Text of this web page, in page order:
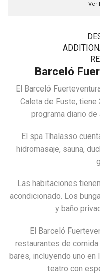
Ver
Barceló
El Barceló
Caleta de Fuste,
programa diario de
El spa Thalasso
hidromasaje, sauna,
Las habitaciones
acondicionado. Los
y baño
El Barceló
restaurantes de
bares, incluyendo uno en
teatro con